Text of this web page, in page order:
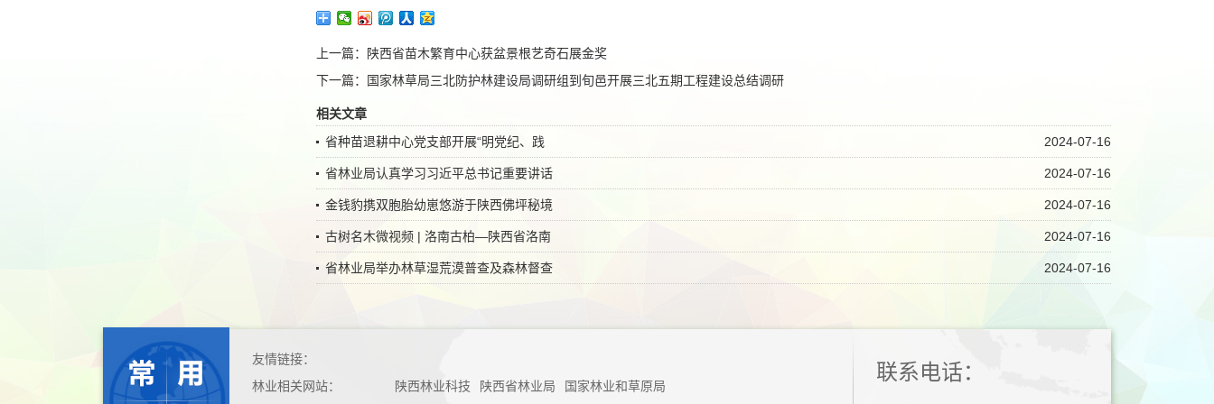
上一篇：
陕西省苗木繁育中心获盆景根艺奇石展金奖
下一篇：
国家林草局三北防护林建设局调研组到旬邑开展三北五期工程建设总结调研
相关文章
2024-07-16
省种苗退耕中心党支部开展“明党纪、践
2024-07-16
省林业局认真学习习近平总书记重要讲话
2024-07-16
金钱豹携双胞胎幼崽悠游于陕西佛坪秘境
2024-07-16
古树名木微视频 | 洛南古柏—陕西省洛南
2024-07-16
省林业局举办林草湿荒漠普查及森林督查
友情链接：
林业相关网站：
陕西林业科技 陕西省林业局 国家林业和草原局
联系电话：